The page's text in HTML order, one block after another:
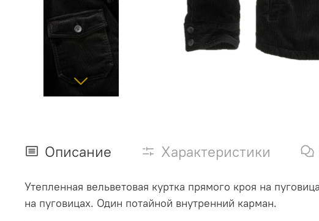
Описание Характеристики
Утепленная вельветовая куртка прямого кроя на
на пуговицах. Один потайной внутренний карман.